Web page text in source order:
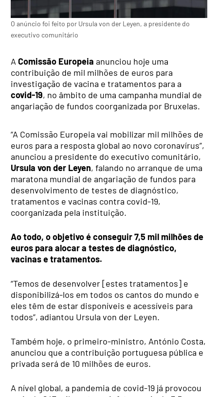
O anúncio foi feito por Ursula von der Leyen, a presidente do
executivo comunitário
A Comissão Europeia anunciou hoje uma
contribuição de mil milhões de euros para
investigação de vacina e tratamentos para a
covid-19, no âmbito de uma campanha mundial de
angariação de fundos coorganizada por Bruxelas.
“A Comissão Europeia vai mobilizar mil milhões de
euros para a resposta global ao novo coronavírus”,
anunciou a presidente do executivo comunitário,
Ursula von der Leyen, falando no arranque de uma
maratona mundial de angariação de fundos para
desenvolvimento de testes de diagnóstico,
tratamentos e vacinas contra covid-19,
coorganizada pela instituição.
Ao todo, o objetivo é conseguir 7,5 mil milhões de
euros para alocar a testes de diagnóstico,
vacinas e tratamentos.
“Temos de desenvolver [estes tratamentos] e
disponibilizá-los em todos os cantos do mundo e
eles têm de estar disponíveis e acessíveis para
todos”, adiantou Ursula von der Leyen.
Também hoje, o primeiro-ministro, António Costa,
anunciou que a contribuição portuguesa pública e
privada será de 10 milhões de euros.
A nível global, a pandemia de covid-19 já provocou